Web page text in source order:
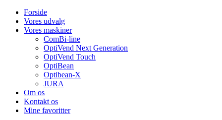
Forside
Vores udvalg
Vores maskiner
ComBi-line
OptiVend Next Generation
OptiVend Touch
OptiBean
Optibean-X
JURA
Om os
Kontakt os
Mine favoritter